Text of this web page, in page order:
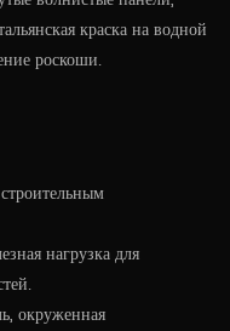
краска на водной
роскоши.
нагрузка для
окруженная